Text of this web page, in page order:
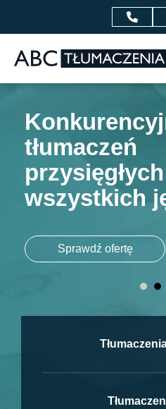
tłumaczeń
wszystkich
Sprawdź ofertę